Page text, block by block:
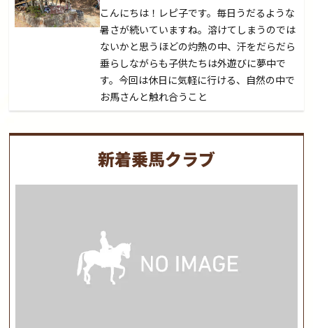
こんにちは！レピ子です。毎日うだるような
暑さが続いていますね。溶けてしまうのでは
ないかと思うほどの灼熱の中、汗をだらだら
垂らしながらも子供たちは外遊びに夢中で
す。今回は休日に気軽に行ける、自然の中で
お馬さんと触れ合うこと
新着乗馬クラブ